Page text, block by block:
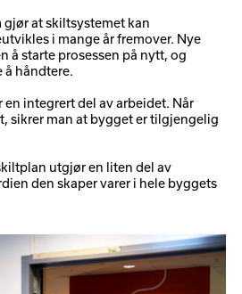
gjør at skiltsystemet kan
i mange år fremover. Nye
å starte prosessen på nytt, og
håndtere.
en integrert del av arbeidet. Når
sikrer man at bygget er tilgjengelig
utgjør en liten del av
den skaper varer i hele byggets